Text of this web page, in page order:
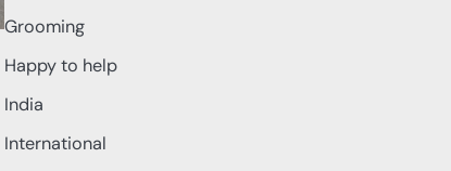
Grooming
Happy to help
India
International